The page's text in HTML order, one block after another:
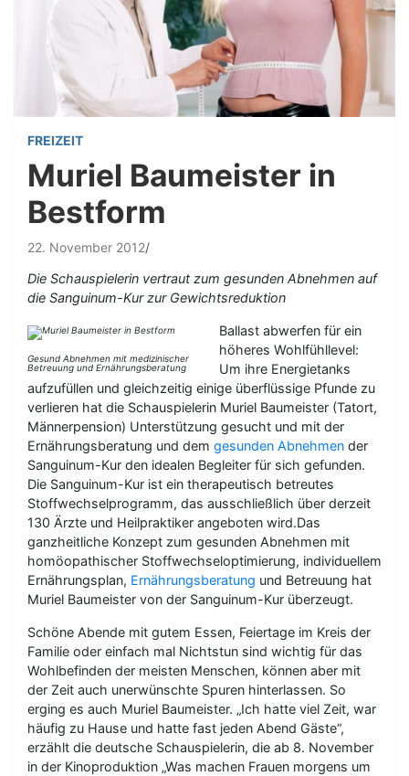
FREIZEIT
Muriel Baumeister in
Bestform
22. November 2012
Die Schauspielerin vertraut zum gesunden Abnehmen auf
die Sanguinum-Kur zur Gewichtsreduktion
Gesund Abnehmen mit medizinischer
Betreuung und Ernährungsberatung
Ballast abwerfen für ein
höheres Wohlfühllevel:
Um ihre Energietanks
aufzufüllen und gleichzeitig einige überflüssige Pfunde zu
verlieren hat die Schauspielerin Muriel Baumeister (Tatort,
Männerpension) Unterstützung gesucht und mit der
Ernährungsberatung und dem gesunden Abnehmen der
Sanguinum-Kur den idealen Begleiter für sich gefunden.
Die Sanguinum-Kur ist ein therapeutisch betreutes
Stoffwechselprogramm, das ausschließlich über derzeit
130 Ärzte und Heilpraktiker angeboten wird.Das
ganzheitliche Konzept zum gesunden Abnehmen mit
homöopathischer Stoffwechseloptimierung, individuellem
Ernährungsplan, Ernährungsberatung und Betreuung hat
Muriel Baumeister von der Sanguinum-Kur überzeugt.
Schöne Abende mit gutem Essen, Feiertage im Kreis der
Familie oder einfach mal Nichtstun sind wichtig für das
Wohlbefinden der meisten Menschen, können aber mit
der Zeit auch unerwünschte Spuren hinterlassen. So
erging es auch Muriel Baumeister. „Ich hatte viel Zeit, war
häufig zu Hause und hatte fast jeden Abend Gäste“,
erzählt die deutsche Schauspielerin, die ab 8. November
in der Kinoproduktion „Was machen Frauen morgens um